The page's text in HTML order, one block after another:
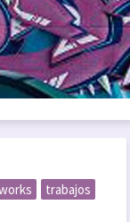
trabajos